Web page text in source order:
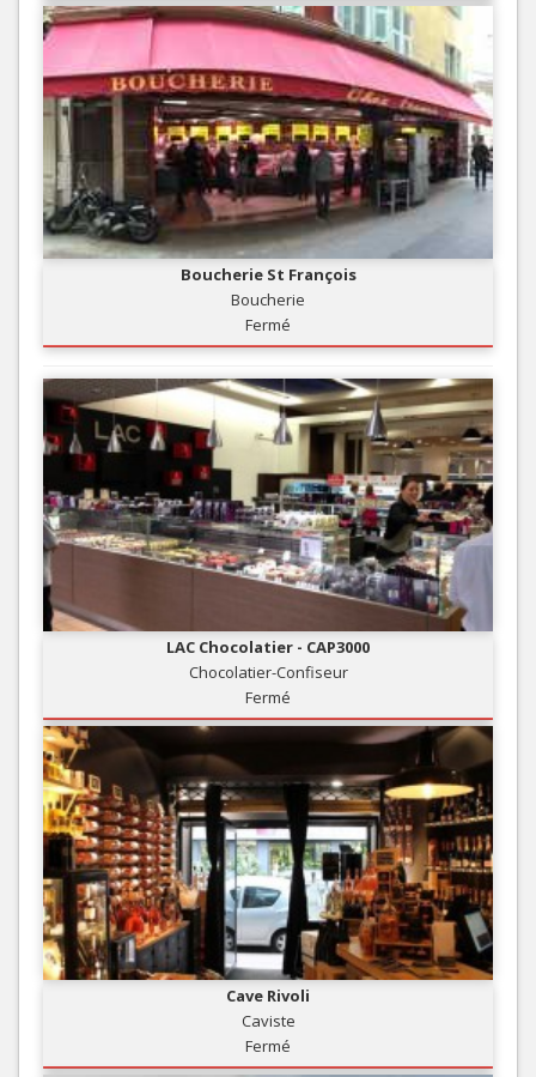
Boucherie St François
Boucherie
Fermé
LAC Chocolatier - CAP3000
Chocolatier-Confiseur
Fermé
Cave Rivoli
Caviste
Fermé